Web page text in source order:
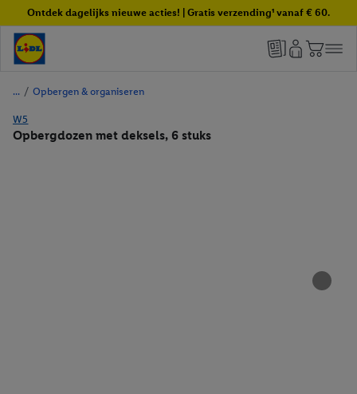
Ontdek dagelijks nieuwe acties! | Gratis verzending¹ vanaf € 60.
/ Opbergen & organiseren
W5
Opbergdozen met deksels, 6 stuks